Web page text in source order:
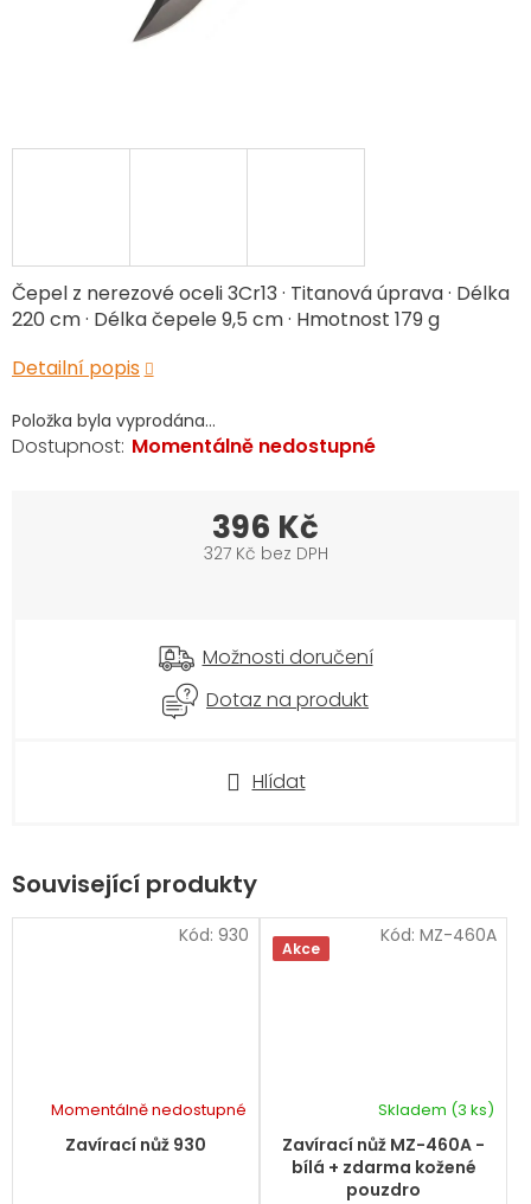
Položka byla vyprodána…
Čepel z nerezové oceli 3Cr13 · Titanová úprava · Délka
220 cm · Délka čepele 9,5 cm · Hmotnost 179 g
Detailní popis
Hlídat
Momentálně nedostupné
396 Kč
327 Kč bez DPH
Možnosti doručení
Dotaz na produkt
Související produkty
Zavírací nůž 930
Momentálně nedostupné
Kód: 930
Akce
Zavírací nůž MZ-460A -
bílá + zdarma kožené
pouzdro
hodnocení
produktu
Skladem (3 ks)
Kód: MZ-460A